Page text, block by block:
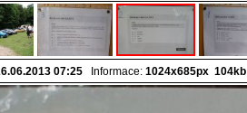
07:25 Informace: 1024x685px 104kb